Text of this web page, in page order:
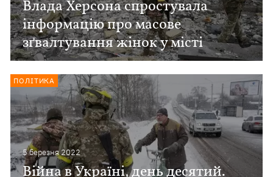
Влада Херсона спростувала
інформацію про масове
зґвалтування жінок у місті
5 березня 2022
Війна в Україні, день десятий.
ПОЛІТИКА